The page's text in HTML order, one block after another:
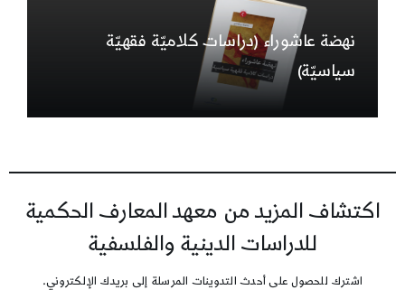
نهضة عاشوراء (دراسات كلاميّة فقهيّة
سياسيّة)
اكتشاف المزيد من معهد المعارف الحكمية
للدراسات الدينية والفلسفية
اشترك للحصول على أحدث التدوينات المرسلة إلى بريدك الإلكتروني.